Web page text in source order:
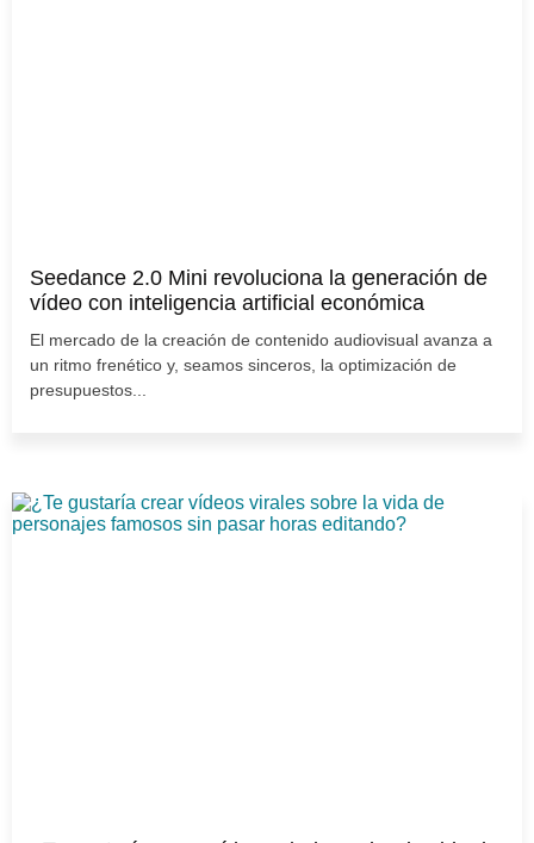
Seedance 2.0 Mini revoluciona la generación de
vídeo con inteligencia artificial económica
El mercado de la creación de contenido audiovisual avanza a
un ritmo frenético y, seamos sinceros, la optimización de
presupuestos...